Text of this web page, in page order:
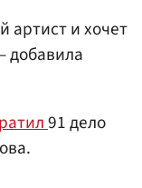
артист и хочет
добавила
91 дело